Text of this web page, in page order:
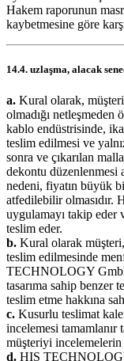
Hakem raporunun
kaybetmesine göre
14.4. uzlaşma, alacak
a. Kural olarak,
olmadığı netleşmeden
kablo endüstrisinde,
teslim edilmesi ve
sonra ve çıkarılan
dekontu düzenlenmesi
nedeni, fiyatın büyük
atfedilebilir
uygulamayı takip eder
teslim eder.
b. Kural olarak
teslim edilmesinde
TECHNOLOGY
tasarıma sahip benzer
teslim etme hakkına
c. Kusurlu teslimat
incelemesi
müşteriyi
d. HIS